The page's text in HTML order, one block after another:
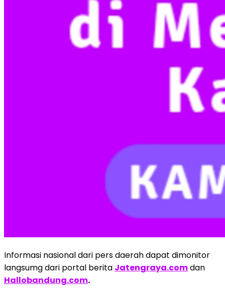
Informasi nasional dari pers daerah dapat dimonitor
langsumg dari portal berita Jatengraya.comdan
Hallobandung.com.